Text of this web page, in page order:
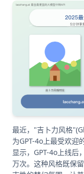
最近，"吉卜力风格
为GPT-4o上最受欢迎
显示，GPT-4o上线
万次。这种风格既保